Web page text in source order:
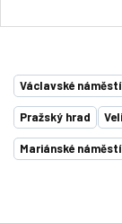
Václavské náměstí
Pražský hrad
Mariánské